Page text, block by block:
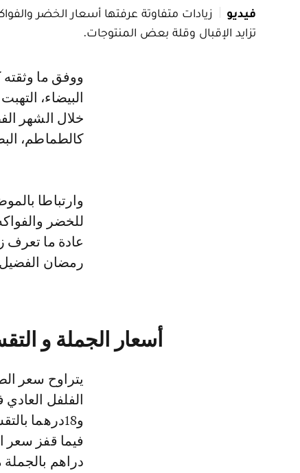
فيديو
زيادات متفاوتة عرفتها أسعار الخضر
تزايد الإقبال وقلة بعض المنتوجات.
ووفق ما وثقته كاميرا le360 صباح الخميس 23 مارس 2023، بسوق الجملة بالدار
البيضاء،
خلال الشهر
كالطماطم،
وارتباطا
عادة ما تعرف
رمضان الفضيل
أسعار الجملة و